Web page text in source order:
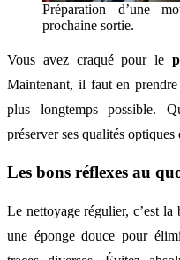
Préparation d’une
prochaine sortie.
Vous avez craqué pour le
Maintenant, il faut en
plus longtemps possible.
préserver ses qualités optiques
Les bons réflexes au
Le nettoyage régulier, c’est la
une éponge douce pour